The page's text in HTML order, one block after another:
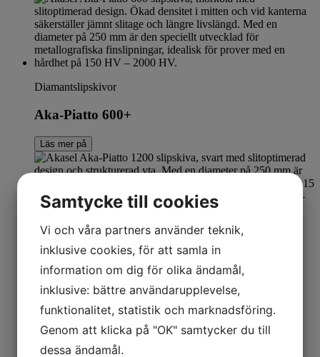
Diamantslipskivor
Aka-Piatto 600+
Läs mer på
Diamantslipskivor
Aka-Piatto 1200+
Läs mer på
Samtycke till cookies
Vi och våra partners använder teknik,
inklusive cookies, för att samla in
information om dig för olika ändamål,
inklusive: bättre användarupplevelse,
funktionalitet, statistik och marknadsföring.
Genom att klicka på "OK" samtycker du till
dessa ändamål.